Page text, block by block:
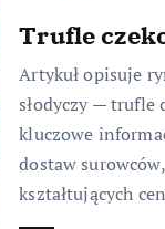
Trufle
Artykuł opisuje
słodyczy — trufle
kluczowe
dostaw
kształtujących